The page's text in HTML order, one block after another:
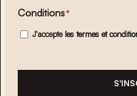
mail*
Conditions*
J'accepte les termes et